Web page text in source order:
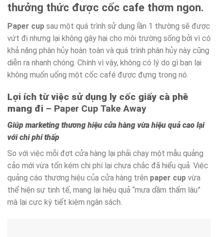
thưởng thức được cốc cafe thơm ngon.
Paper cup sau một quá trình sử dụng lần 1 thường sẽ được
vứt đi nhưng lại không gây hại cho môi trường sống bởi vì có
khả năng phân hủy hoàn toàn và quá trình phân hủy này cũng
diễn ra nhanh chóng. Chính vì vậy, không có lý do gì bạn lại
không muốn uống một cốc café được đựng trong nó.
Lợi ích từ việc sử dụng ly cốc giấy cà phê
mang đi – Paper Cup Take Away
Giúp marketing thương hiệu cửa hàng vừa hiệu quả cao lại
với chi phí thấp
So với việc mỗi đợt cửa hàng lại phải chạy một mẫu quảng
cảo mới vừa tốn kém chi phí lại chưa chắc đã hiểu quả. Việc
quảng cáo thương hiệu của cửa hàng trên paper cup vừa
thể hiện sự tinh tế, mang lại hiệu quả “mưa dầm thấm lâu”
mà lại cực kỳ tiết kiệm ngân sách.